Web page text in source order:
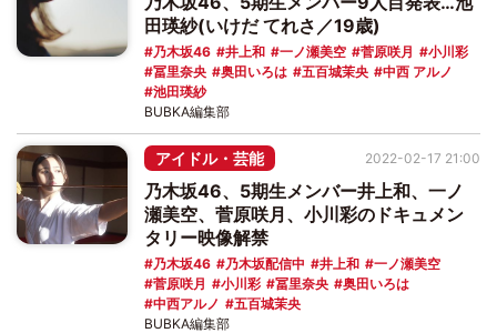
田瑛紗(いけだ てれさ／19歳)
乃木坂46 井上和 一ノ瀬美空 菅原咲月
小川彩
冨里奈央
奥田いろは 五百城茉央
中西 アルノ
池田瑛紗
BUBKA編集部
アイドル・芸能
乃木坂46、5期生メンバー井上和、一ノ
瀬美空、菅原咲月、小川彩のドキュメン
タリー映像解禁
乃木坂46 乃木坂配信中 井上和
一ノ瀬美空
菅原咲月
小川彩 冨里奈央
奥田いろは
中西アルノ
五百城茉央
2022-02-17 21:00
BUBKA編集部